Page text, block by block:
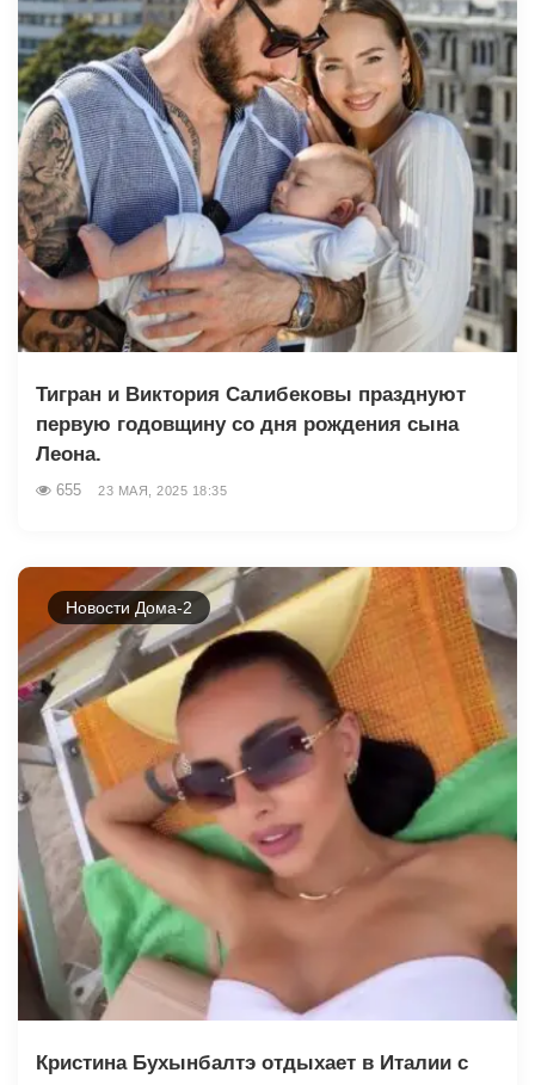
Тигран и Виктория Салибековы празднуют
первую годовщину со дня рождения сына
Леона.
655 23 МАЯ, 2025 18:35
Новости Дома-2
Кристина Бухынбалтэ отдыхает в Италии с